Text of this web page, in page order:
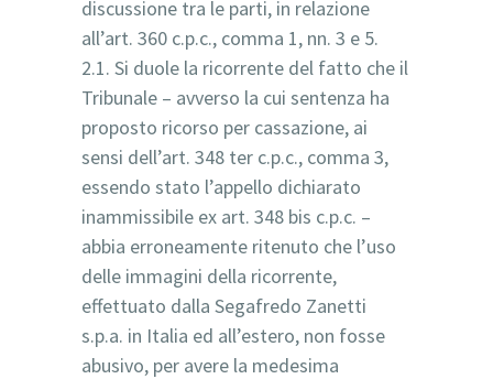
discussione tra le parti, in relazione
all’art. 360 c.p.c., comma 1, nn. 3 e 5.
2.1. Si duole la ricorrente del fatto che il
Tribunale – avverso la cui sentenza ha
proposto ricorso per cassazione, ai
sensi dell’art. 348 ter c.p.c., comma 3,
essendo stato l’appello dichiarato
inammissibile ex art. 348 bis c.p.c. –
abbia erroneamente ritenuto che l’uso
delle immagini della ricorrente,
effettuato dalla Segafredo Zanetti
s.p.a. in Italia ed all’estero, non fosse
abusivo, per avere la medesima